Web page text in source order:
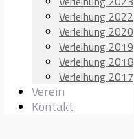
Verleihung 2022
Verleihung 2020
Verleihung 2019
Verleihung 2018
Verleihung 2017
Verein
Kontakt